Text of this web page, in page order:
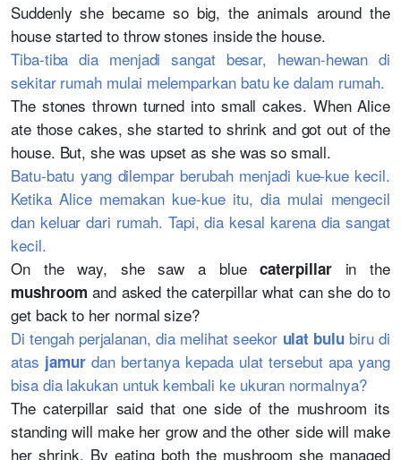
Suddenly she became so big, the animals around the
house started to throw stones inside the house.
Tiba-tiba dia menjadi sangat besar, hewan-hewan di
sekitar rumah mulai melemparkan batu ke dalam rumah.
The stones thrown turned into small cakes. When Alice
ate those cakes, she started to shrink and got out of the
house. But, she was upset as she was so small.
Batu-batu yang dilempar berubah menjadi kue-kue kecil.
Ketika Alice memakan kue-kue itu, dia mulai mengecil
dan keluar dari rumah. Tapi, dia kesal karena dia sangat
kecil.
On the way, she saw a bluecaterpillarin the
mushroom and asked the caterpillar what can she do to
get back to her normal size?
Di tengah perjalanan, dia melihat seekor ulat bulu biru di
atas jamurdan bertanya kepada ulat tersebut apa yang
bisa dia lakukan untuk kembali ke ukuran normalnya?
The caterpillar said that one side of the mushroom its
standing will make her grow and the other side will make
her shrink. By eating both the mushroom she managed